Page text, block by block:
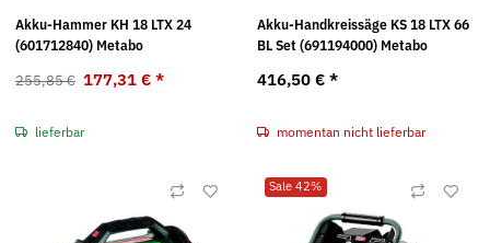
Akku-Hammer KH 18 LTX 24
(601712840) Metabo
255,85 € 177,31 € *
lieferbar
Akku-Handkreissäge KS 18 LTX 66
BL Set (691194000) Metabo
416,50 € *
momentan nicht lieferbar
Sale 42%